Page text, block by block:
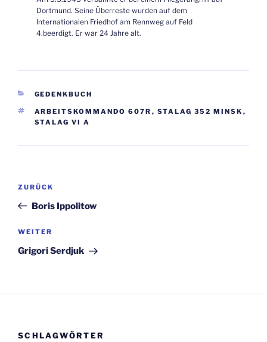
Dortmund. Seine Überreste wurden auf dem
Internationalen Friedhof am Rennweg auf Feld
4.beerdigt. Er war 24 Jahre alt.
KATEGORIEN
GEDENKBUCH
SCHLAGWÖRTER
ARBEITSKOMMANDO 607R , STALAG 352 MINSK ,
STALAG VI A
Beitragsnavigation
Vorheriger
Beitrag
ZURÜCK
Boris Ippolitow
Nächster
Beitrag
WEITER
Grigori Serdjuk
SCHLAGWÖRTER